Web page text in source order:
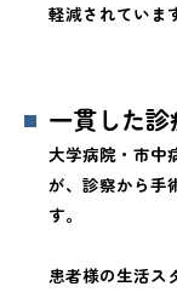
軽減されていま
一貫した
大学病院・市中
が、診察から手
す。
患者様の生活ス